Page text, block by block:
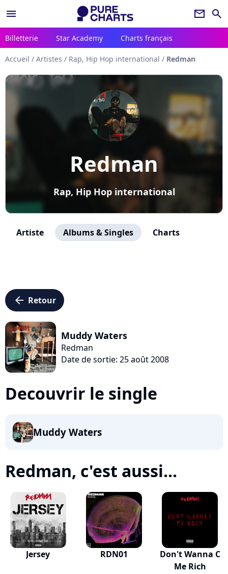
menu newsletter search
Billetterie Star Academy Charts français
Accueil / Artistes / Rap, Hip Hop international / Redman
Redman
Rap, Hip Hop international
Artiste Albums & Singles Charts
arrow_left Retour
Muddy Waters
Redman
Date de sortie: 25 août 2008
Decouvrir le single
Muddy Waters
Redman, c'est aussi...
Jersey RDN01
Don't Wanna C
Me Rich